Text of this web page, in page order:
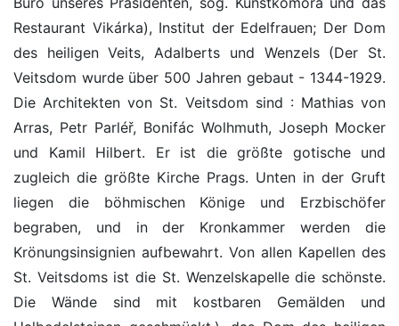
Restaurant Vikárka), Institut der Edelfrauen; Der Dom
des heiligen Veits, Adalberts und Wenzels (Der St.
Veitsdom wurde über 500 Jahren gebaut - 1344-1929.
Die Architekten von St. Veitsdom sind : Mathias von
Arras, Petr Parléř, Bonifác Wolhmuth, Joseph Mocker
und Kamil Hilbert. Er ist die größte gotische und
zugleich die größte Kirche Prags. Unten in der Gruft
liegen die böhmischen Könige und Erzbischöfer
begraben, und in der Kronkammer werden die
Krönungsinsignien aufbewahrt. Von allen Kapellen des
St. Veitsdoms ist die St. Wenzelskapelle die schönste.
Die Wände sind mit kostbaren Gemälden und